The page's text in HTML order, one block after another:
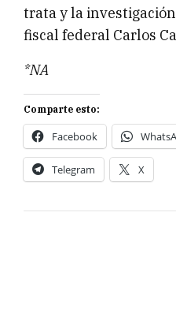
trata y la
fiscal federal Carlos
*NA
Comparte esto:
Facebook
Telegram X